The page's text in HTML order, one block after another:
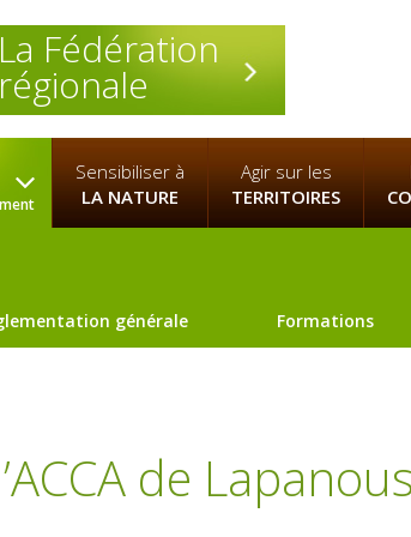
La Fédération
régionale
Sensibiliser à
LA NATURE
Agir sur les
TERRITOIRES
générale Formations
de